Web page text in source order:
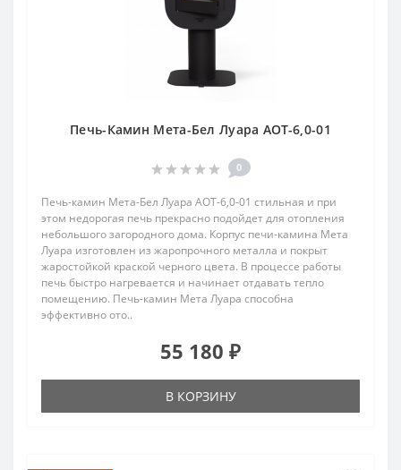
Печь-Камин Мета-Бел Луара АОТ-6,0-01
0
Печь-камин Мета-Бел Луара АОТ-6,0-01 стильная и при
этом недорогая печь прекрасно подойдет для отопления
небольшого загородного дома. Корпус печи-камина Мета
Луара изготовлен из жаропрочного металла и покрыт
жаростойкой краской черного цвета. В процессе работы
печь быстро нагревается и начинает отдавать тепло
помещению. Печь-камин Мета Луара способна
эффективно ото..
55 180 ₽
В КОРЗИНУ